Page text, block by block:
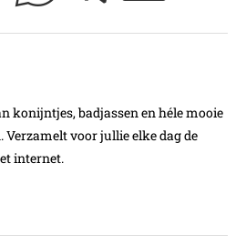
konijntjes, badjassen en héle mooie
Verzamelt voor jullie elke dag de
internet.